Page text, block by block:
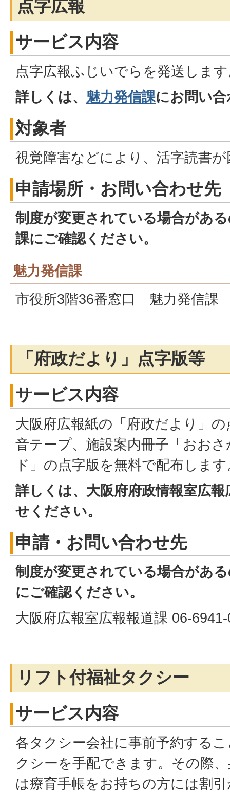
点字広報
サービス内容
点字広報ふじいでらを発送しま
詳しくは、 魅力発信課にお問い
対象者
視覚障害などにより、活字読書
申請場所・お問い合わせ先
制度が変更されている場合があ
課にご確認ください。
魅力発信課
市役所3階36番窓口 魅力発信課
「府政だより」点字版等
サービス内容
大阪府広報紙の「府政だより」
音テープ、施設案内冊子「おお
ド」の点字版を無料で配布します
詳しくは、大阪府府政情報室広
せください。
申請・お問い合わせ先
制度が変更されている場合があ
にご確認ください。
大阪府広報室広報報道課 06-
リフト付福祉タクシー
サービス内容
各タクシー会社に事前予約する
クシーを手配できます。その際
は療育手帳をお持ちの方には割